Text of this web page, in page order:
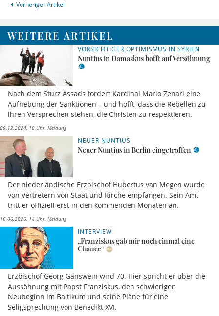
Vorheriger Artikel
WEITERE ARTIKEL
VORSICHTIGER OPTIMISMUS IN SYRIEN
Nuntius in Damaskus hofft auf Versöhnung
Nach dem Sturz Assads fordert Kardinal Mario Zenari eine
Aufhebung der Sanktionen – und hofft, dass die Rebellen zu
ihren Versprechen stehen, die Christen zu respektieren.
09.12.2024, 10 Uhr Meldung
NEUER NUNTIUS
Neuer Nuntius in Berlin eingetroffen
Der niederländische Erzbischof Hubertus van Megen wurde
von Vertretern von Staat und Kirche empfangen. Sein Amt
tritt er offiziell erst in den kommenden Monaten an.
16.06.2026, 14 Uhr Meldung
INTERVIEW
„Franziskus gab mir noch einmal eine
Chance“
Erzbischof Georg Gänswein wird 70. Hier spricht er über die
Aussöhnung mit Papst Franziskus, den schwierigen
Neubeginn im Baltikum und seine Pläne für eine
Seligsprechung von Benedikt XVI.